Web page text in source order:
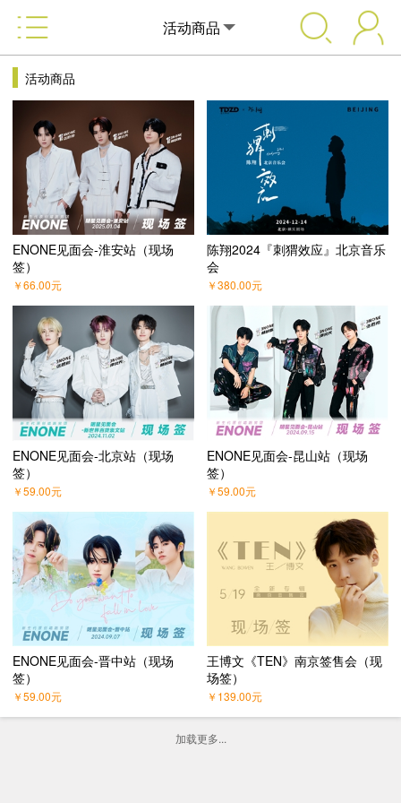
活动商品
活动商品
ENONE见面会-淮安站（现场
签）
￥66.00元
陈翔2024『刺猬效应』北京音乐
会
￥380.00元
ENONE见面会-北京站（现场
签）
￥59.00元
ENONE见面会-昆山站（现场
签）
￥59.00元
ENONE见面会-晋中站（现场
签）
￥59.00元
王博文《TEN》南京签售会（现
场签）
￥ 139.00元
加载更多...